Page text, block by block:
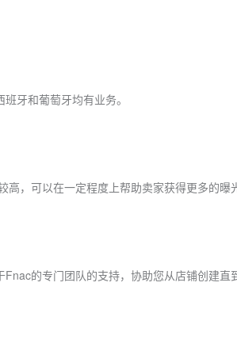
牙和葡萄牙均有业务。
高，可以在一定程度上帮助卖家获得更多的曝
的专门团队的支持，协助您从店铺创建直